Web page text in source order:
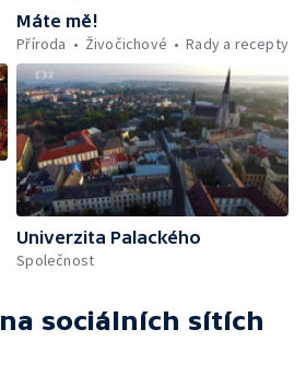
Máte mě!
Příroda
Živočichové Rady a recepty
Univerzita Palackého
Společnost
na sociálních sítích